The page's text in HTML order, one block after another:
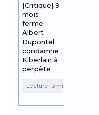
[Critique] 9
mois
ferme :
Albert
Dupontel
condamne
Kiberlain à
perpète